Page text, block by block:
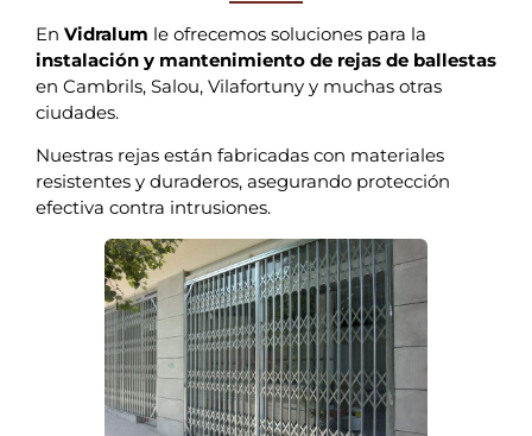
En Vidralum le ofrecemos soluciones para la
instalación y mantenimiento de rejas de ballestas
en Cambrils, Salou, Vilafortuny y muchas otras
ciudades.
Nuestras rejas están fabricadas con materiales
resistentes y duraderos, asegurando protección
efectiva contra intrusiones.